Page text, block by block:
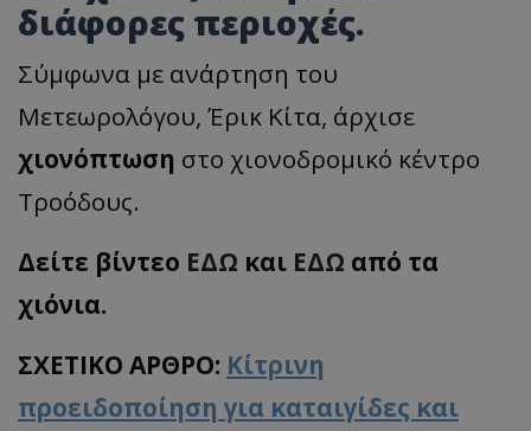
διάφορες περιοχές.
Σύμφωνα με ανάρτηση του
Μετεωρολόγου, Έρικ Κίτα, άρχισε
χιονόπτωση στο χιονοδρομικό κέντρο
Τροόδους.
Δείτε βίντεο ΕΔΩ και ΕΔΩ από τα
χιόνια.
ΣΧΕΤΙΚΟ ΑΡΘΡΟ: Κίτρινη
προειδοποίηση για καταιγίδες και